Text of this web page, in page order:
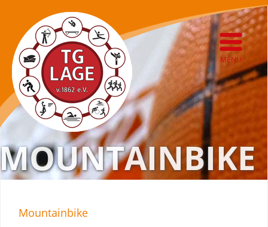
MENÜ
Mountainbike